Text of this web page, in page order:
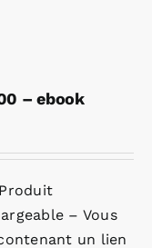
– ebook
– Vous
un lien